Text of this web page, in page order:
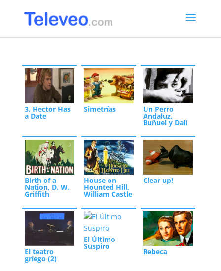
3. Hector Has
a Date
Simetrías Un Perro
Andaluz,
Buñuel y Dalí
Birth of a
Nation, D. W.
Griffith
House on
Hounted Hill,
William Castle
Clear up!
El teatro
griego (2)
El Último
Suspiro
Rebeca